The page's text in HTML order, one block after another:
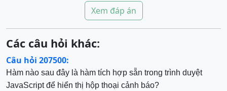
Xem đáp án
Các câu hỏi khác:
Câu hỏi 207500:
Hàm nào sau đây là hàm tích hợp sẵn trong trình duyệt
JavaScript để hiển thị hộp thoại cảnh báo?